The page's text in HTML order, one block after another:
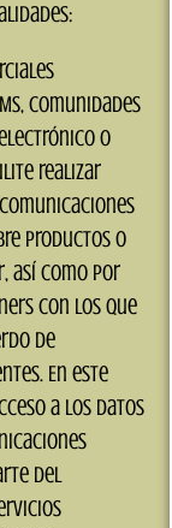
comunidades
o
realizar
productos o
así como por
con los que
de
En este
a los datos
del